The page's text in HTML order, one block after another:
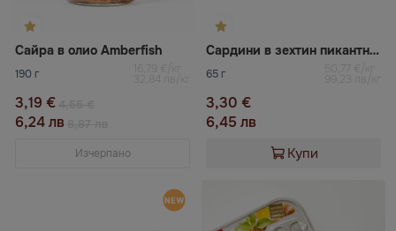
Cайра в олио Amberfish
190 г 16,79 €/кг
32,84 лв/кг
3,19 €
6,24 лв
Изчерпано
Сардини в зехтин пикантни RIANXEIRA
65 г 50,77 €/кг
99,23 лв/кг
3,30 €
6,45 лв
Купи